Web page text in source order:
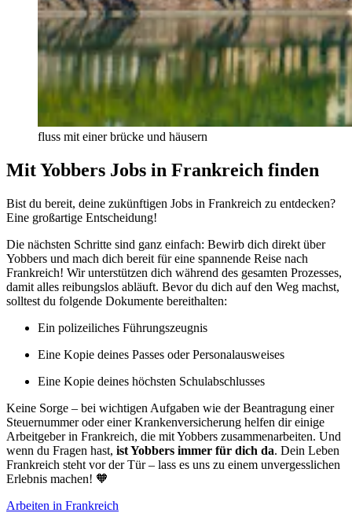
fluss mit einer brücke und häusern
Mit Yobbers Jobs in Frankreich finden
Bist du bereit, deine zukünftigen Jobs in Frankreich zu entdecken?
Eine großartige Entscheidung!
Die nächsten Schritte sind ganz einfach: Bewirb dich direkt über
Yobbers und mach dich bereit für eine spannende Reise nach
Frankreich! Wir unterstützen dich während des gesamten Prozesses,
damit alles reibungslos abläuft. Bevor du dich auf den Weg machst,
solltest du folgende Dokumente bereithalten:
Ein polizeiliches Führungszeugnis
Eine Kopie deines Passes oder Personalausweises
Eine Kopie deines höchsten Schulabschlusses
Keine Sorge – bei wichtigen Aufgaben wie der Beantragung einer
Steuernummer oder einer Krankenversicherung helfen dir einige
Arbeitgeber in Frankreich, die mit Yobbers zusammenarbeiten. Und
wenn du Fragen hast, ist Yobbers immer für dich da. Dein Leben
Frankreich steht vor der Tür – lass es uns zu einem unvergesslichen
Erlebnis machen! 🧡
Arbeiten in Frankreich